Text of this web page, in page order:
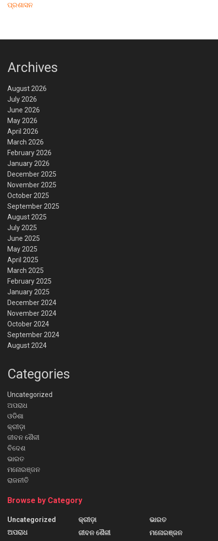
ପ୍ରଶାସନ
Archives
August 2026
July 2026
June 2026
May 2026
April 2026
March 2026
February 2026
January 2026
December 2025
November 2025
October 2025
September 2025
August 2025
July 2025
June 2025
May 2025
April 2025
March 2025
February 2025
January 2025
December 2024
November 2024
October 2024
September 2024
August 2024
Categories
Uncategorized
ଅପରାଧ
ଓଡିଶା
କ୍ରୀଡ଼ା
ଜୀବନ ଶୈଳୀ
ବିଦେଶ
ଭାରତ
ମନୋରଞ୍ଜନ
ରାଜନୀତି
Browse by Category
Uncategorized
ଅପରାଧ
କ୍ରୀଡ଼ା
ଜୀବନ ଶୈଳୀ
ଭାରତ
ମନୋରଞ୍ଜନ